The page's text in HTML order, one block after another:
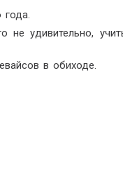
года.
не удивительно,
в обиходе.